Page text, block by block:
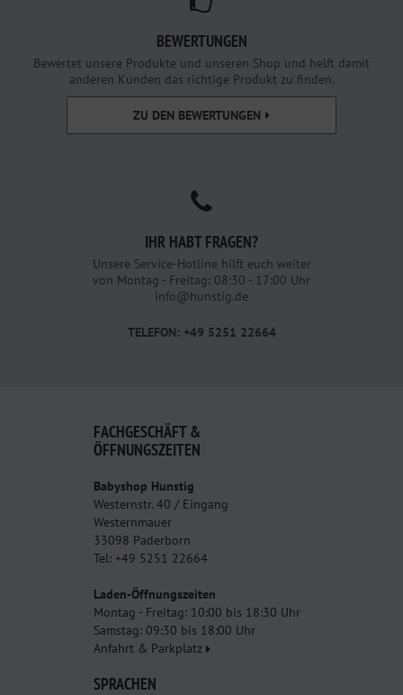
BEWERTUNGEN
Bewertet unsere Produkte und unseren Shop und helft damit
anderen Kunden das richtige Produkt zu finden.
ZU DEN BEWERTUNGEN
IHR HABT FRAGEN?
Unsere Service-Hotline hilft euch weiter
von Montag - Freitag: 08:30 - 17:00 Uhr
info@hunstig.de
TELEFON: +49 5251 22664
FACHGESCHÄFT &
ÖFFNUNGSZEITEN
Babyshop Hunstig
Westernstr. 40 / Eingang
Westernmauer
33098 Paderborn
Tel: +49 5251 22664
Laden-Öffnungszeiten
Montag - Freitag: 10:00 bis 18:30 Uhr
Samstag: 09:30 bis 18:00 Uhr
Anfahrt & Parkplatz
SPRACHEN